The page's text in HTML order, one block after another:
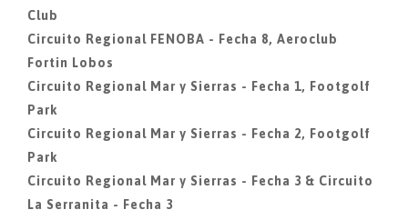
Club
Circuito Regional FENOBA - Fecha 8, Aeroclub
Fortin Lobos
Circuito Regional Mar y Sierras - Fecha 1, Footgolf
Park
Circuito Regional Mar y Sierras - Fecha 2, Footgolf
Park
Circuito Regional Mar y Sierras - Fecha 3 & Circuito
La Serranita - Fecha 3